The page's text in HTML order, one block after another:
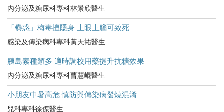
內分泌及糖尿科專科林景欣醫生
「蠱惑」梅毒擅隱身 上眼上腦可致死
感染及傳染病科專科黃天祐醫生
胰島素種類多 適時調校用藥提升抗糖效果
內分泌及糖尿科專科曹慧崐醫生
小朋友中暑高危​ 慎防與傳染病發燒混淆
兒科專科徐傑醫生